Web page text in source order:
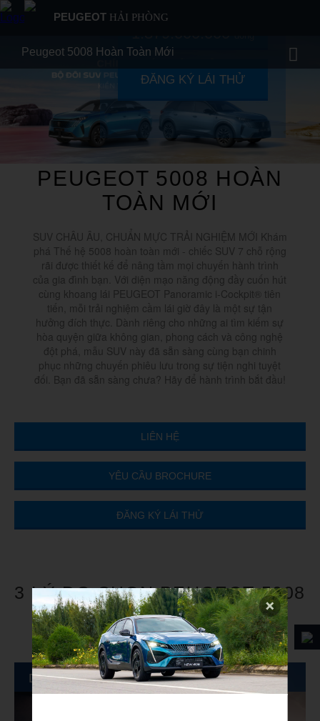
PEUGEOT HẢI PHÒNG
BẢNG GIÁ XE
DỊCH VỤ
GIỚI THIỆU
LIÊN HỆ
ĐĂNG KÝ LÁI THỬ
Peugeot 5008 Hoàn Toàn Mới
PEUGEOT 5008 HOÀN TOÀN MỚI
PEUGEOT 5008 HOÀN
TOÀN MỚI
SUV CHÂU ÂU, CHUẨN MỰC TRẢI NGHIỆM MỚI Khám
phá Thế hệ 5008 hoàn toàn mới - chiếc SUV 7 chỗ rộng
rãi được thiết kế để nâng tầm mọi chuyến hành trình
của gia đình bạn. Với diện mạo năng động đầy cuốn hút
cùng khoang lái PEUGEOT Panoramic i-Cockpit® tiên
tiến, mỗi trải nghiệm cầm lái giờ đây là một sự tận
hưởng đích thực. Dành riêng cho những ai tìm kiếm sự
hòa quyện giữa không gian, phong cách và công nghệ
đột phá, mẫu SUV này đã sẵn sàng cùng bạn chinh
phục những chuyến phiêu lưu trong sự tiện nghi tuyệt
đối. Bạn đã sẵn sàng chưa? Hãy để hành trình bắt đầu!
LIÊN HỆ
YÊU CẦU BROCHURE
ĐĂNG KÝ LÁI THỬ
3 LÝ DO CHỌN PEUGEOT 5008
HOÀN TOÀN MỚI
DRIVING SENSATIONS